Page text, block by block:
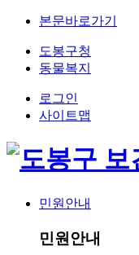
본문바로가기
도봉구청
동물복지
로그인
사이트맵
민원안내
민원안내